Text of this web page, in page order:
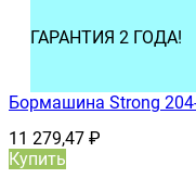
ГАРАНТИЯ 2 ГОДА!
Бормашина Strong
11 279,47 ₽
Купить